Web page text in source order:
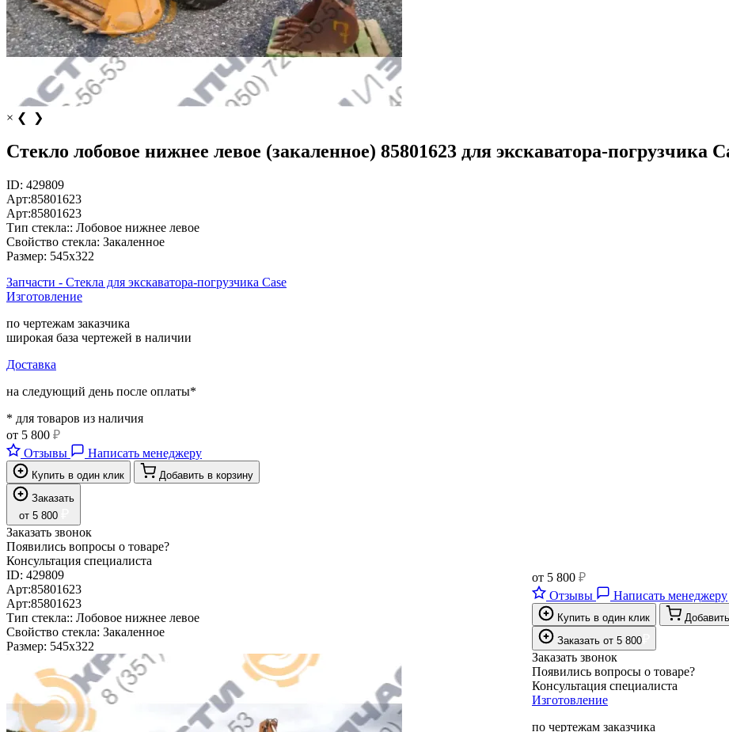
× ❮ ❯
Стекло лобовое нижнее левое (закаленное) 85801623 для экскаватора-погрузчика
ID: 429809
Арт:85801623
Арт:85801623
Тип стекла:: Лобовое нижнее левое
Свойство стекла: Закаленное
Размер: 545х322
Запчасти - Стекла для экскаватора-погрузчика Case
Изготовление
по чертежам заказчика
широкая база чертежей в наличии
Доставка
на следующий день после оплаты*
* для товаров из наличия
от 5 800 ₽
Отзывы
Написать менеджеру
Купить в один клик
Добавить в корзину
Заказать
от 5 800
Заказать звонок
Появились вопросы о товаре?
Консультация специалиста
ID: 429809
Арт:85801623
Арт:85801623
Тип стекла:: Лобовое нижнее левое
Свойство стекла: Закаленное
Размер: 545х322
от 5 800 ₽
Отзывы
Написать менеджеру
Купить в один клик
Заказать от 5 800
Заказать звонок
Появились вопросы о товаре?
Консультация специалиста
Изготовление
по чертежам заказчика